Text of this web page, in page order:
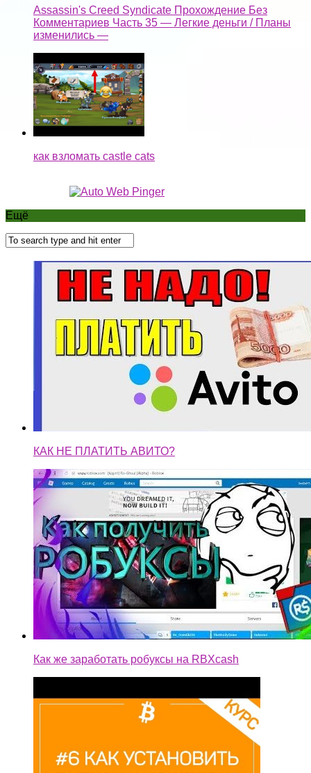
Assassin's Creed Syndicate Прохождение Без
Комментариев Часть 35 — Легкие деньги / Планы
изменились —
как взломать castle cats
Ещё
КАК НЕ ПЛАТИТЬ АВИТО?
Как же заработать робуксы на RBXcash